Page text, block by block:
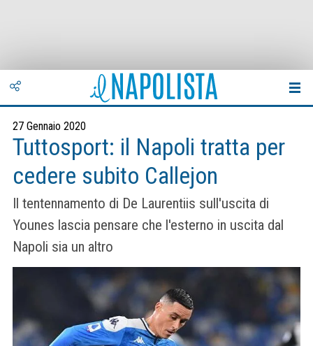
27 Gennaio 2020
Tuttosport: il Napoli tratta per
cedere subito Callejon
Il tentennamento di De Laurentiis sull'uscita di
Younes lascia pensare che l'esterno in uscita dal
Napoli sia un altro